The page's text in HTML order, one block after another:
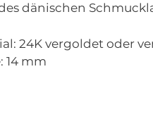
dänischen
24K vergoldet oder
14 mm